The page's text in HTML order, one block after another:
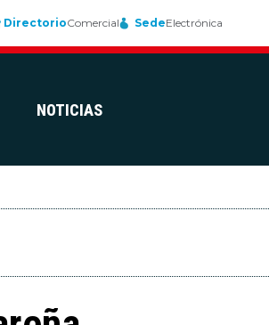
DirectorioComercial SedeElectrónica
NOTICIAS